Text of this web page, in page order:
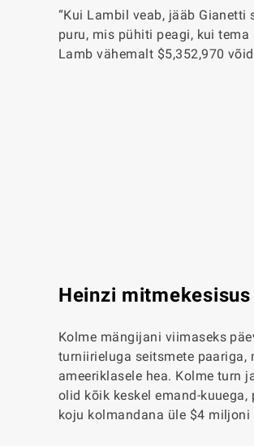
“Kui Lambil veab, jääb
puru, mis pühiti peagi, kui
Lamb vähemalt $5,352,970
Heinzi
Kolme mängijani viimaseks
turniirieluga seitsmete paariga,
ameeriklasele hea. Kolme turn
olid kõik keskel emand-
koju kolmandana üle $4 miljoni